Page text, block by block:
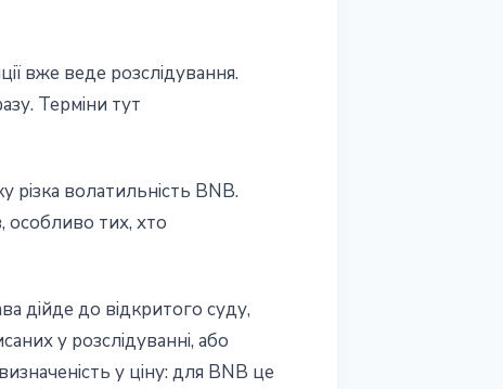
вже веде розслідування.
Терміни тут
різка волатильність BNB.
особливо тих, хто
дійде до відкритого суду,
у розслідуванні, або
у ціну: для BNB це